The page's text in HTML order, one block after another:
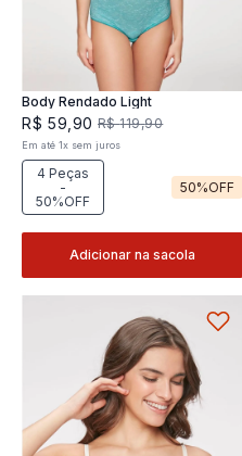
Body Rendado Light
R$ 59 90 R$ 119,90
Em até1x sem juros
4 Peças
-
50%OFF
50%OFF
Adicionar na sacola